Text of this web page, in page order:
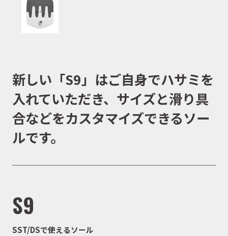
新しい「S9」はご自身でハサミを
入れていただき、サイズと滑り具
合などをカスタマイズできるソー
ルです。
S9
SST/DSで使えるソール